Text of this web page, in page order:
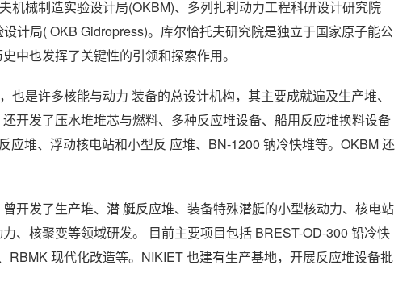
机械制造实验设计局(OKBM)、多列扎利动力工程科研设计研究院
计局( OKB Gidropress)。库尔恰托夫研究院是独立于国家原子能公
中也发挥了关键性的引领和探索作用。
是许多核能与动力 装备的总设计机构，其主要成就遍及生产堆、
开发了压水堆堆芯与燃料、多种反应堆设备、船用反应堆换料设备
应堆、浮动核电站和小型反 应堆、BN-1200 钠冷快堆等。OKBM 还
开发了生产堆、潜 艇反应堆、装备特殊潜艇的小型核动力、核电站
、核聚变等领域研发。 目前主要项目包括 BREST-OD-300 铅冷快
现代化改造等。NIKIET 也建有生产基地，开展反应堆设备批